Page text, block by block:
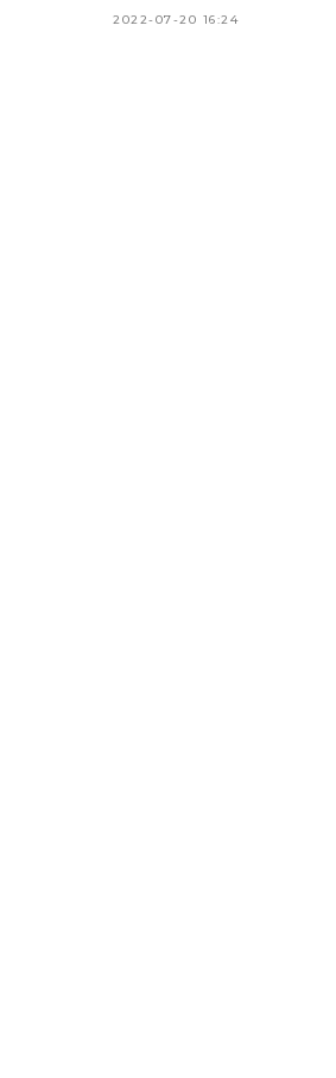
2022-07-20 16:24